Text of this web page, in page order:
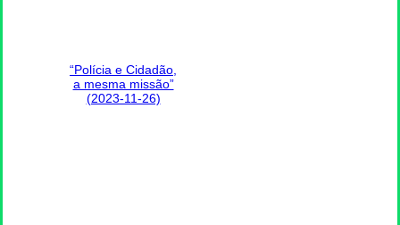
“Polícia e Cidadão,
a mesma missão”
(2023-11-26)